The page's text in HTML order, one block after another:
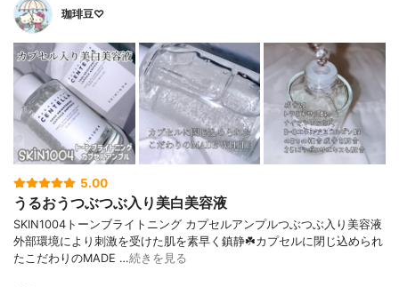
珈琲豆♡
5.00
うるおうつぶつぶ入り美白美容液
SKIN1004トーンブライトニング カプセルアンプルつぶつぶ入り美容液
外部環境により刺激を受けた肌を素早く鎮静☘️カプセルに閉じ込められ
たこだわりのMADE …続きを見る